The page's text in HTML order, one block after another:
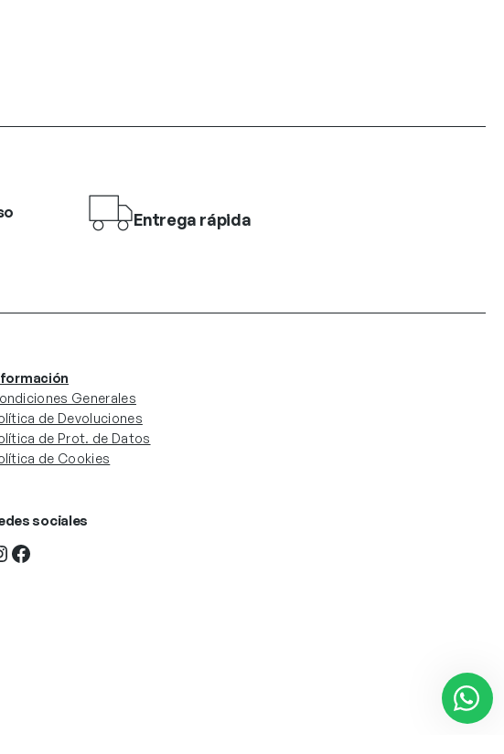
Entrega rápida
Generales
de Devoluciones
de Prot. de Datos
de Cookies
sociales
Facebook